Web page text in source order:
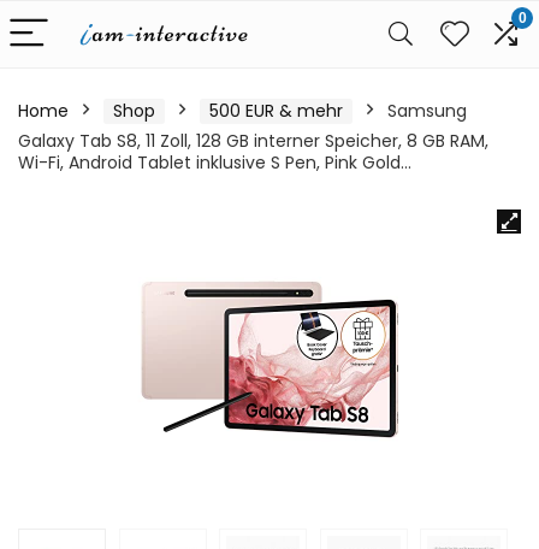
0
Home Shop 500 EUR & mehr
Samsung
Galaxy Tab S8, 11 Zoll, 128 GB interner Speicher, 8 GB RAM,
Wi-Fi, Android Tablet inklusive S Pen, Pink Gold…